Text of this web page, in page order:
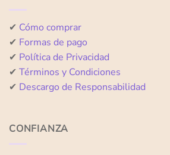
✔ Cómo comprar
✔ Formas de pago
✔ Política de Privacidad
✔ Términos y Condiciones
✔ Descargo de Responsabilidad
CONFIANZA